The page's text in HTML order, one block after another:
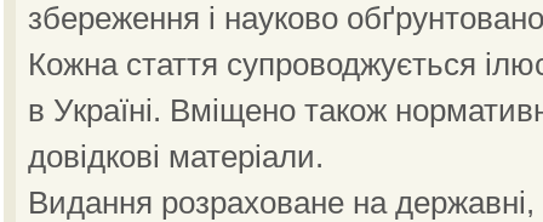
збереження і науково
Кожна стаття супроводжується
в Україні. Вміщено також
довідкові матеріали.
Видання розраховане на державні,